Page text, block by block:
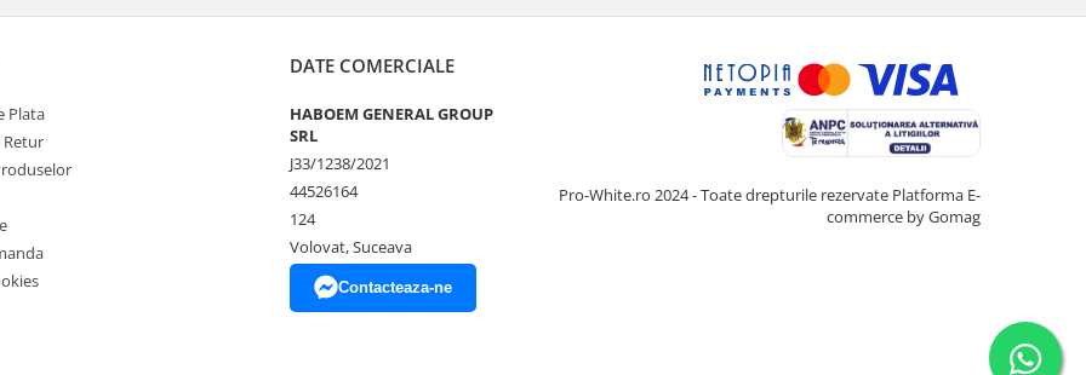
Plata
Retur
DATE COMERCIALE
HABOEM GENERAL GROUP
SRL
J33/1238/2021
44526164
124
Volovat, Suceava
Contacteaza-ne
Pro-White.ro 2024 - Toate drepturile rezervate Platforma E-
commerce by Gomag